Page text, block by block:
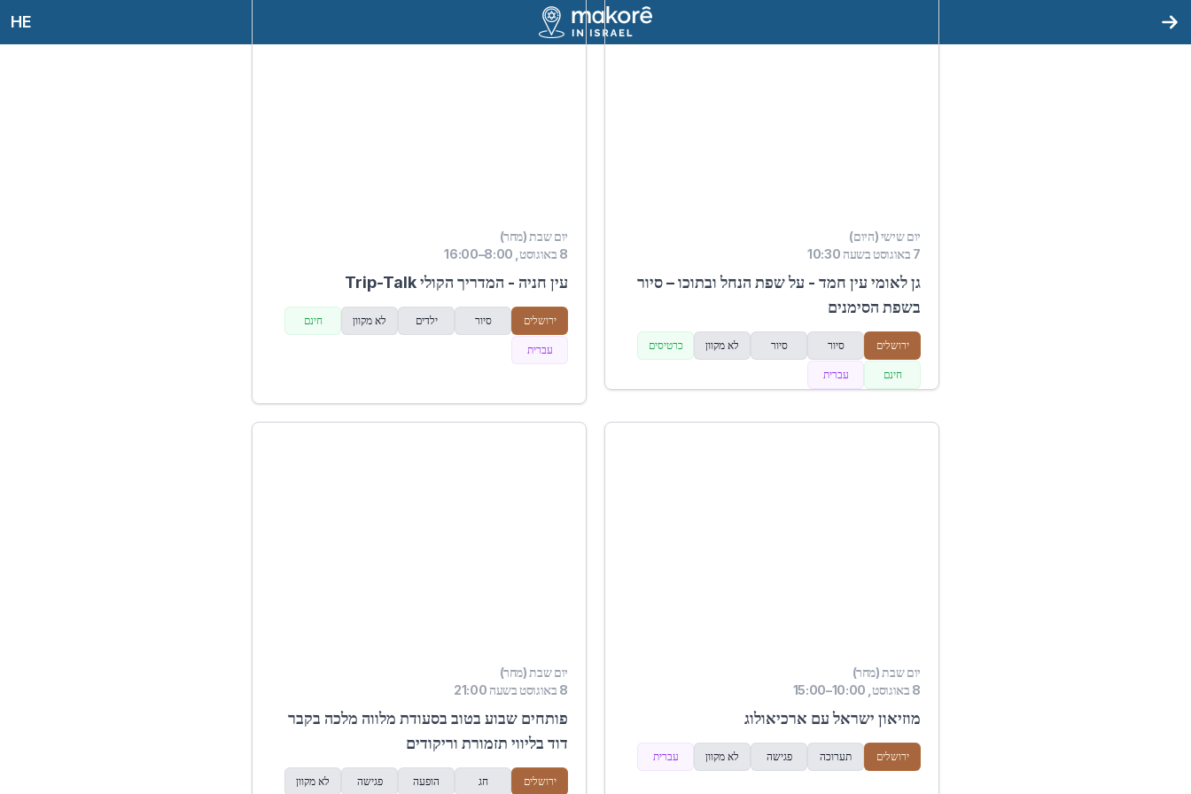
HE
יום שישי (היום)
7 באוגוסט בשעה 10:30
גן לאומי עין חמד - על שפת הנחל ובתוכו – סיור
בשפת הסימנים
ירושלים סיור סיור לא מקוון כרטיסים
חינם עברית
יום שבת (מחר)
8 באוגוסט, 8:00–16:00
עין חניה - המדריך הקולי Trip-Talk
ירושלים סיור ילדים לא מקוון חינם
עברית
יום שבת (מחר)
8 באוגוסט, 10:00–15:00
מוזיאון ישראל עם ארכיאולוג
ירושלים תערוכה פגישה לא מקוון עברית
יום שבת (מחר)
8 באוגוסט בשעה 21:00
פותחים שבוע בטוב בסעודת מלווה מלכה בקבר
דוד בליווי תזמורת וריקודים
ירושלים חג הופעה פגישה לא מקוון